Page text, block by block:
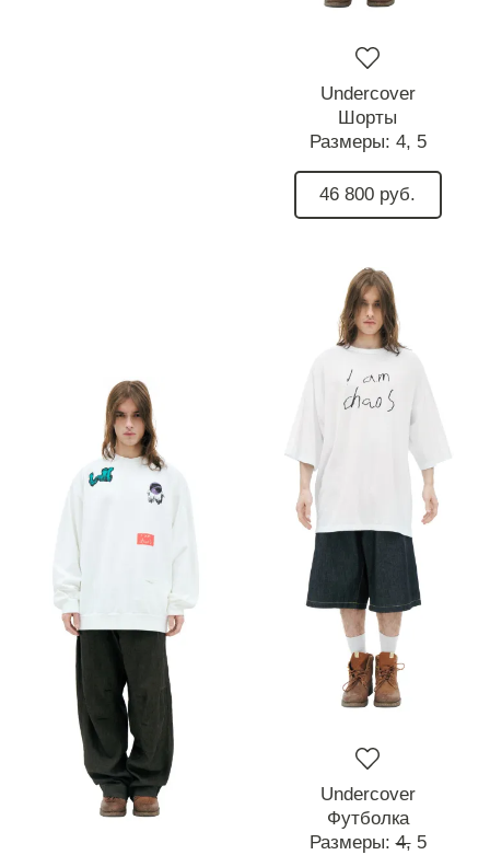
Undercover
Шорты
Размеры: 4, 5
46 800 руб.
Undercover
Футболка
Размеры:4, 5